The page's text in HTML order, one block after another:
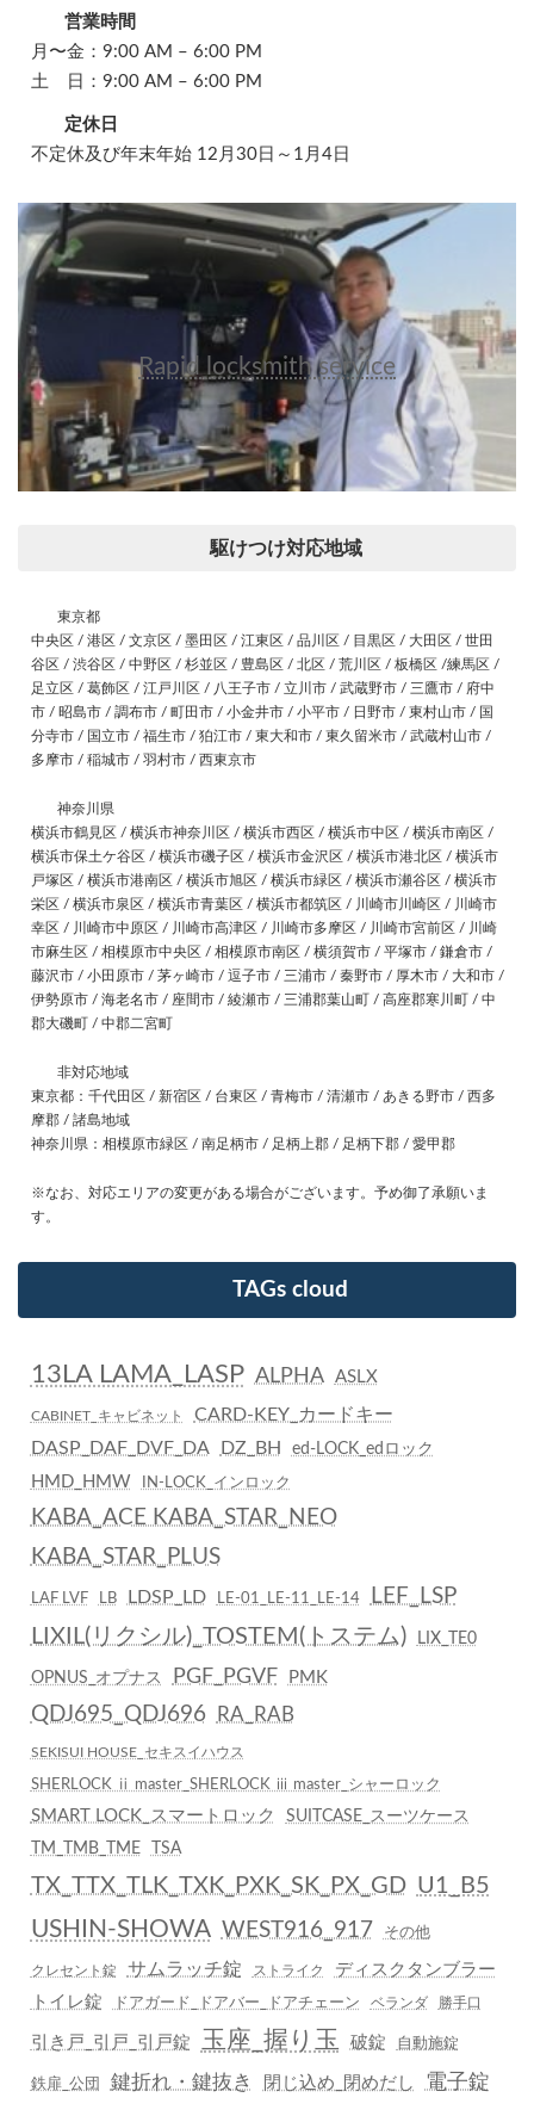
営業時間
月〜金：9:00 AM – 6:00 PM
土 日：9:00 AM – 6:00 PM
定休日
不定休及び年末年始 12月30日～1月4日
Rapid locksmith service
駆けつけ対応地域
東京都
中央区 / 港区 / 文京区 / 墨田区 / 江東区 / 品川区 / 目黒区 / 大田区 / 世田
谷区 / 渋谷区 / 中野区 / 杉並区 / 豊島区 / 北区 / 荒川区 / 板橋区 /練馬区 /
足立区 / 葛飾区 / 江戸川区 / 八王子市 / 立川市 / 武蔵野市 / 三鷹市 / 府中
市 / 昭島市 / 調布市 / 町田市 / 小金井市 / 小平市 / 日野市 / 東村山市 / 国
分寺市 / 国立市 / 福生市 / 狛江市 / 東大和市 / 東久留米市 / 武蔵村山市 /
多摩市 / 稲城市 / 羽村市 / 西東京市
神奈川県
横浜市鶴見区 / 横浜市神奈川区 / 横浜市西区 / 横浜市中区 / 横浜市南区 /
横浜市保土ケ谷区 / 横浜市磯子区 / 横浜市金沢区 / 横浜市港北区 / 横浜市
戸塚区 / 横浜市港南区 / 横浜市旭区 / 横浜市緑区 / 横浜市瀬谷区 / 横浜市
栄区 / 横浜市泉区 / 横浜市青葉区 / 横浜市都筑区 / 川崎市川崎区 / 川崎市
幸区 / 川崎市中原区 / 川崎市高津区 / 川崎市多摩区 / 川崎市宮前区 / 川崎
市麻生区 / 相模原市中央区 / 相模原市南区 / 横須賀市 / 平塚市 / 鎌倉市 /
藤沢市 / 小田原市 / 茅ヶ崎市 / 逗子市 / 三浦市 / 秦野市 / 厚木市 / 大和市 /
伊勢原市 / 海老名市 / 座間市 / 綾瀬市 / 三浦郡葉山町 / 高座郡寒川町 / 中
郡大磯町 / 中郡二宮町
非対応地域
東京都：千代田区 / 新宿区 / 台東区 / 青梅市 / 清瀬市 / あきる野市 / 西多
摩郡 / 諸島地域
神奈川県：相模原市緑区 / 南足柄市 / 足柄上郡 / 足柄下郡 / 愛甲郡
※なお、対応エリアの変更がある場合がございます。予め御了承願いま
す。
TAGs cloud
13LA LAMA_LASP ALPHA ASLX
CABINET_キャビネット
CARD-KEY_カードキー
DASP_DAF_DVF_DA
DZ_BH ed-LOCK_edロック
HMD_HMW IN-LOCK_インロック
KABA_ACE KABA_STAR_NEO
KABA_STAR_PLUS
LAF LVF LB LDSP_LD LE-01_LE-11_LE-14 LEF_LSP
LIXIL(リクシル)_TOSTEM(トステム) LIX_TE0
OPNUS_オプナス PGF_PGVF PMK
QDJ695_QDJ696 RA_RAB
SEKISUI HOUSE_セキスイハウス
SHERLOCK ⅱ master_SHERLOCK ⅲ master_シャーロック
SMART LOCK_スマートロック
SUITCASE_スーツケース
TM_TMB_TME
TSA
TX_TTX_TLK_TXK_PXK_SK_PX_GD U1_B5
USHIN-SHOWA WEST916_917 その他
クレセント錠 サムラッチ錠 ストライク
ディスクタンブラー
トイレ錠
ドアガード_ドアバー_ドアチェーン ベランダ 勝手口
引き戸_引戸_引戸錠 玉座_握り玉 破錠 自動施錠
鉄扉_公団 鍵折れ・鍵抜き 閉じ込め_閉めだし 電子錠